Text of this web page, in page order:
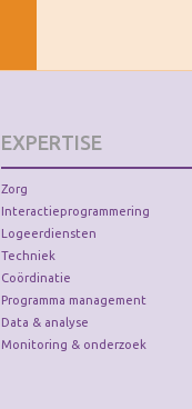
EXPERTISE
Zorg
Interactieprogrammering
Logeerdiensten
Techniek
Coördinatie
Programma management
Data & analyse
Monitoring & onderzoek